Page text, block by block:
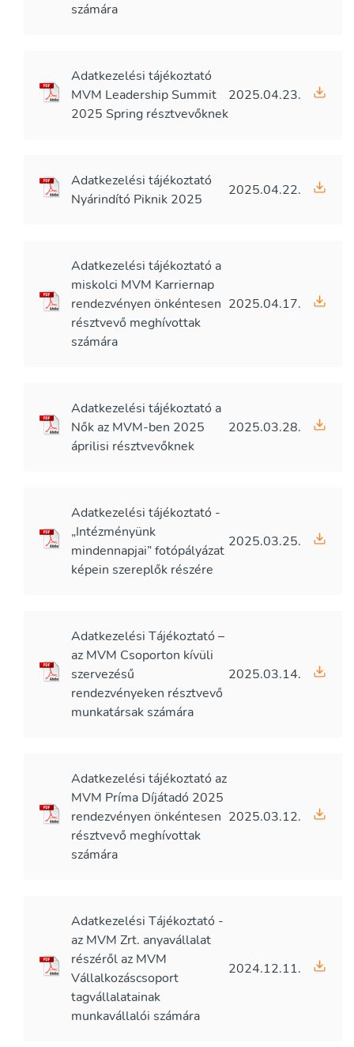
számára
Adatkezelési tájékoztató
MVM Leadership Summit
2025 Spring résztvevőknek
2025.04.23.
Adatkezelési tájékoztató
Nyárindító Piknik 2025
2025.04.22.
Adatkezelési tájékoztató a
miskolci MVM Karriernap
rendezvényen önkéntesen
résztvevő meghívottak
számára
2025.04.17.
Adatkezelési tájékoztató a
Nők az MVM-ben 2025
áprilisi résztvevőknek
2025.03.28.
Adatkezelési tájékoztató -
„Intézményünk
mindennapjai” fotópályázat
képein szereplők részére
2025.03.25.
Adatkezelési Tájékoztató –
az MVM Csoporton kívüli
szervezésű
rendezvényeken résztvevő
munkatársak számára
2025.03.14.
Adatkezelési tájékoztató az
MVM Príma Díjátadó 2025
rendezvényen önkéntesen
résztvevő meghívottak
számára
2025.03.12.
Adatkezelési Tájékoztató -
az MVM Zrt. anyavállalat
részéről az MVM
Vállalkozáscsoport
tagvállalatainak
munkavállalói számára
2024.12.11.